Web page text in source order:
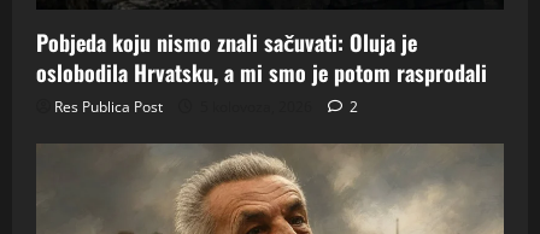
Pobjeda koju nismo znali sačuvati: Oluja je
oslobodila Hrvatsku, a mi smo je potom rasprodali
Res Publica Post 2